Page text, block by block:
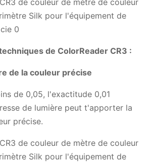
de ColorReader CR3 :
de la couleur précise
de 0,05, l'exactitude 0,01
de lumière peut t'apporter la
précise.